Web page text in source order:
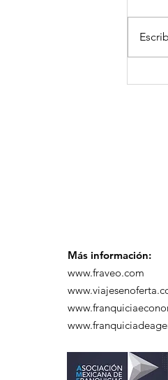
Más información:
www.fraveo.com